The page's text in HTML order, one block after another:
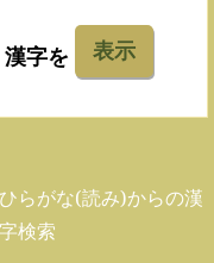
漢字を 表示
ひらがな(読み)からの漢
字検索